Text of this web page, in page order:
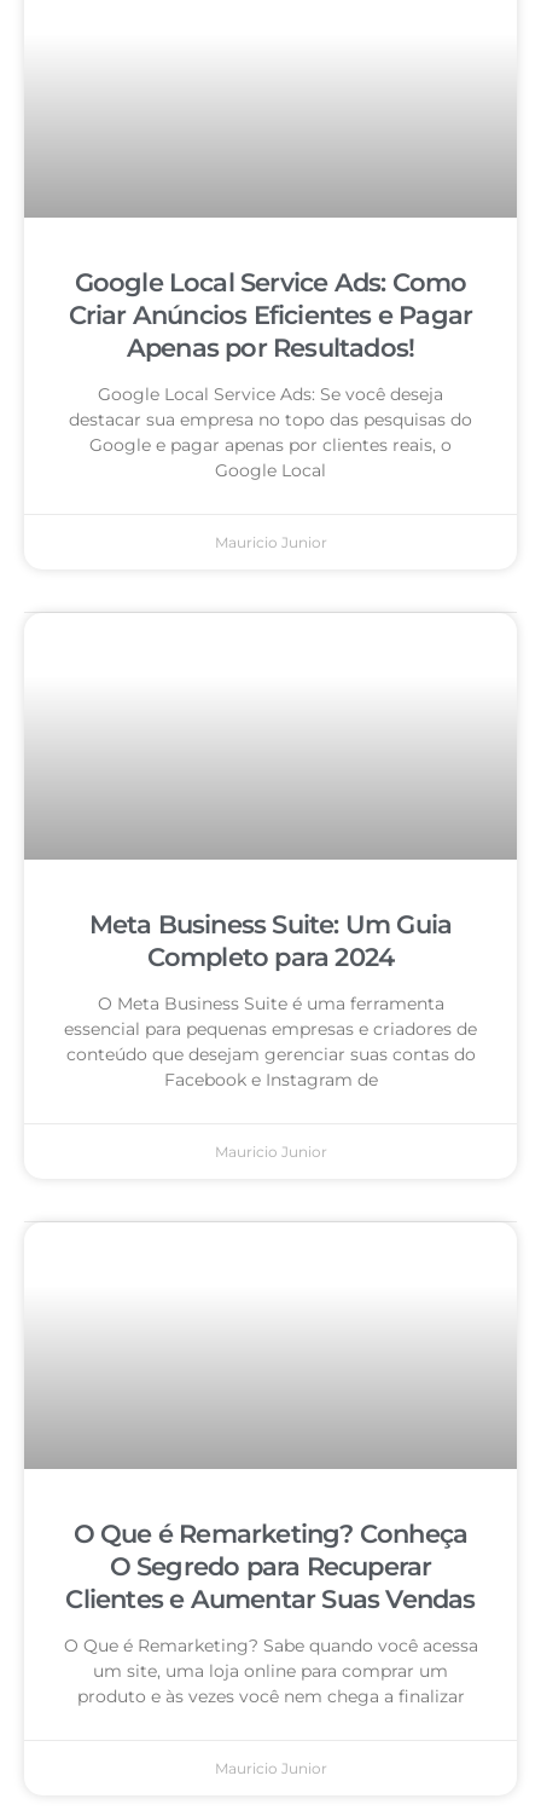
Google Local Service Ads: Como
Criar Anúncios Eficientes e Pagar
Apenas por Resultados!
Google Local Service Ads: Se você deseja
destacar sua empresa no topo das pesquisas do
Google e pagar apenas por clientes reais, o
Google Local
Mauricio Junior
Meta Business Suite: Um Guia
Completo para 2024
O Meta Business Suite é uma ferramenta
essencial para pequenas empresas e criadores de
conteúdo que desejam gerenciar suas contas do
Facebook e Instagram de
Mauricio Junior
O Que é Remarketing? Conheça
O Segredo para Recuperar
Clientes e Aumentar Suas Vendas
O Que é Remarketing? Sabe quando você acessa
um site, uma loja online para comprar um
produto e às vezes você nem chega a finalizar
Mauricio Junior